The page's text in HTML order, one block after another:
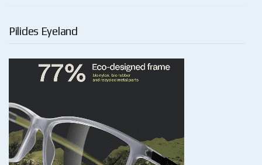
Pilides Eyeland